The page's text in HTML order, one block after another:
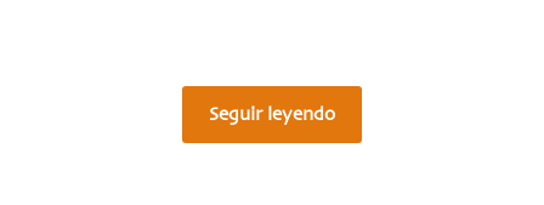
Seguir leyendo